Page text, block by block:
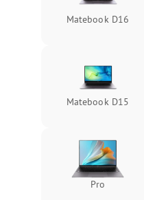
Matebook D16
Matebook D15
Pro